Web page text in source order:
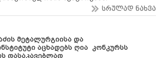
სრულად ნახვა
მეტალურგიისა და
აცხადებს ღია კონკურსს
დასაკავებლად